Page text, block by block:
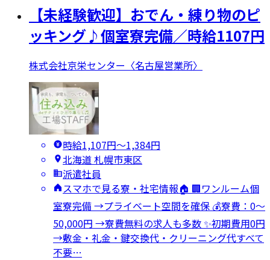
【未経験歓迎】おでん・練り物のピ
ッキング♪個室寮完備／時給1107円
株式会社京栄センター〈名古屋営業所〉
時給1,107円〜1,384円
北海道 札幌市東区
派遣社員
スマホで見る寮・社宅情報🏠 🏢ワンルーム個
室寮完備 →プライベート空間を確保 💰寮費：0～
50,000円 →寮費無料の求人も多数 ✨初期費用0円
→敷金・礼金・鍵交換代・クリーニング代すべて
不要…